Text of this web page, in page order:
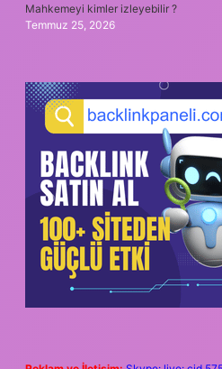
Mahkemeyi kimler izleyebilir ?
Temmuz 25, 2026